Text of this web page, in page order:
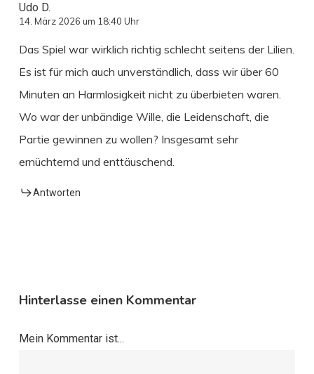
Udo D.
14. März 2026 um 18:40 Uhr
Das Spiel war wirklich richtig schlecht seitens der Lilien.
Es ist für mich auch unverständlich, dass wir über 60
Minuten an Harmlosigkeit nicht zu überbieten waren.
Wo war der unbändige Wille, die Leidenschaft, die
Partie gewinnen zu wollen? Insgesamt sehr
ernüchternd und enttäuschend.
Antworten
Hinterlasse einen Kommentar
Mein Kommentar ist...